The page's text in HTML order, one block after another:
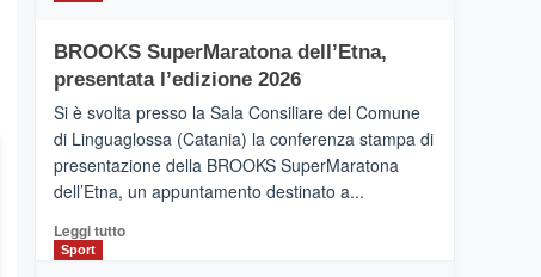
con
la
Al
via
i
collegamenti
BROOKS SuperMaratona dell’Etna,
presentata l’edizione 2026
Si è svolta presso la Sala Consiliare del Comune
di Linguaglossa (Catania) la conferenza stampa di
presentazione della BROOKS SuperMaratona
dell’Etna, un appuntamento destinato a...
Leggi tuttoLeggi
Sport